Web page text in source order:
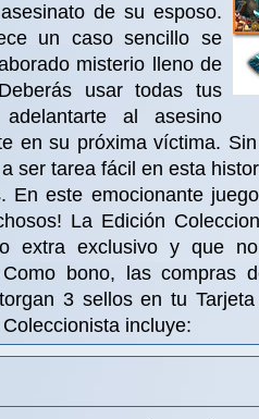
de su esposo.
un caso sencillo se
misterio lleno de
usar todas tus
al asesino
en su próxima víctima.
ser tarea fácil en esta
En este emocionante
La Edición
extra exclusivo y que
bono, las compras
3 sellos en tu
incluye: